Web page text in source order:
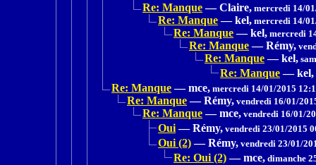
Re: Manque — Claire, mercredi 14/
Re: Manque — kel, mercredi 14/
Re: Manque — kel, mercredi
Re: Manque — Rémy,
Re: Manque — kel,
Re: Manque — kel,
Re: Manque — mce, mercredi 14/01/2015
Re: Manque — Rémy, vendredi 16/01/
Re: Manque — mce, vendredi 16/01/
Oui — Rémy, vendredi 23/01/2015
Oui (2) — Rémy, vendredi 23/01/
Re: Oui (2) — mce, dimanche